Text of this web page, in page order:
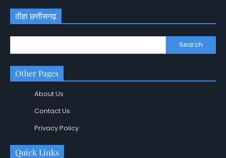
ठीहा छत्तीसगढ़
Search
Other Pages
About Us
Contact Us
Privacy Policy
Quick Links